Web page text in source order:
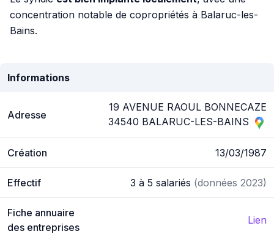
concentration notable de copropriétés à Balaruc-les-
Bains.
Informations
Adresse
19 AVENUE RAOUL BONNECAZE
34540 BALARUC-LES-BAINS
Création 13/03/1987
Effectif 3 à 5 salariés (données 2023)
Fiche annuaire
des entreprises
Lien